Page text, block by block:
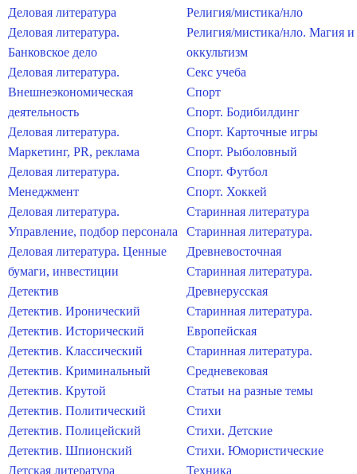
Деловая литература
Деловая литература.
Банковское дело
Деловая литература.
Внешнеэкономическая
деятельность
Деловая литература.
Маркетинг, PR, реклама
Деловая литература.
Менеджмент
Деловая литература.
Управление, подбор персонала
Деловая литература. Ценные
бумаги, инвестиции
Детектив
Детектив. Иронический
Детектив. Исторический
Детектив. Классический
Детектив. Криминальный
Детектив. Крутой
Детектив. Политический
Детектив. Полицейский
Детектив. Шпионский
Детская литература
Религия/мистика/нло
Религия/мистика/нло. Магия и
оккультизм
Секс учеба
Спорт
Спорт. Бодибилдинг
Спорт. Карточные игры
Спорт. Рыболовный
Спорт. Футбол
Спорт. Хоккей
Старинная литература
Старинная литература.
Древневосточная
Старинная литература.
Древнерусская
Старинная литература.
Европейская
Старинная литература.
Средневековая
Статьи на разные темы
Стихи
Стихи. Детские
Стихи. Юмористические
Техника